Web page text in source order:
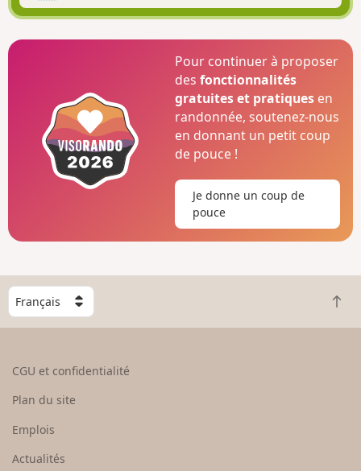
Pour continuer à proposer
desfonctionnalités
gratuites et pratiques en
randonnée, soutenez-nous
en donnant un petit coup
de pouce !
Je donne un coup de
pouce
C
h
o
e
u
R
e
CGU et confidentialité
Plan du site
Emplois
Actualités